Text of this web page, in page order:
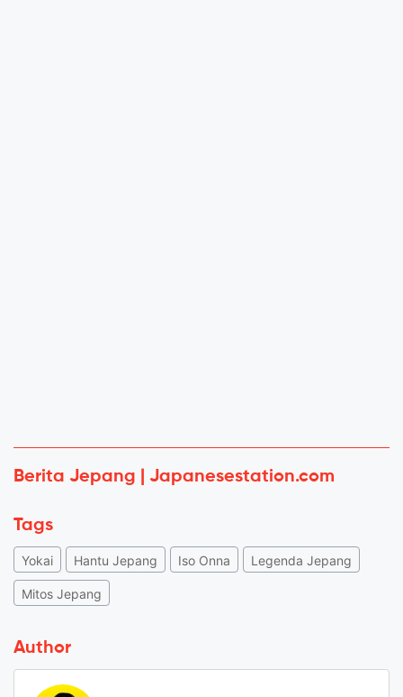
Berita Jepang | Japanesestation.com
Tags
Yokai Hantu Jepang Iso Onna Legenda Jepang
Mitos Jepang
Author